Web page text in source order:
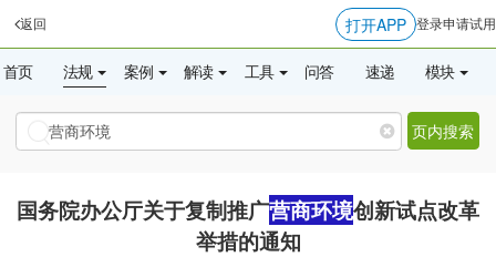
返回 打开APP 登录申请试用
首页 法规 案例 解读 工具 问答 速递 模块
页内搜索
国务院办公厅关于复制推广营商环境创新试点改革
举措的通知